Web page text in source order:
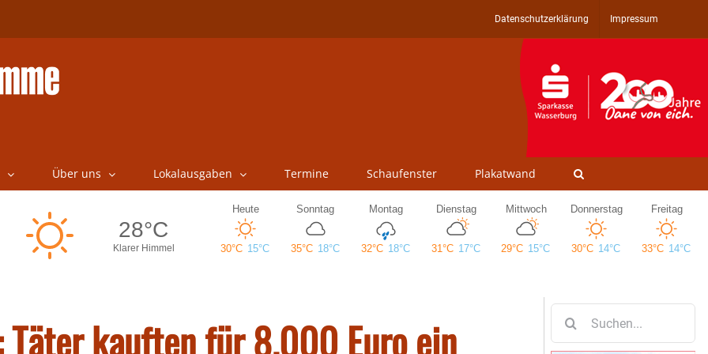
Datenschutzerklärung Impressum
Über uns Lokalausgaben Termine Schaufenster Plakatwand
Täter kauften für 8.000 Euro ein
nach: